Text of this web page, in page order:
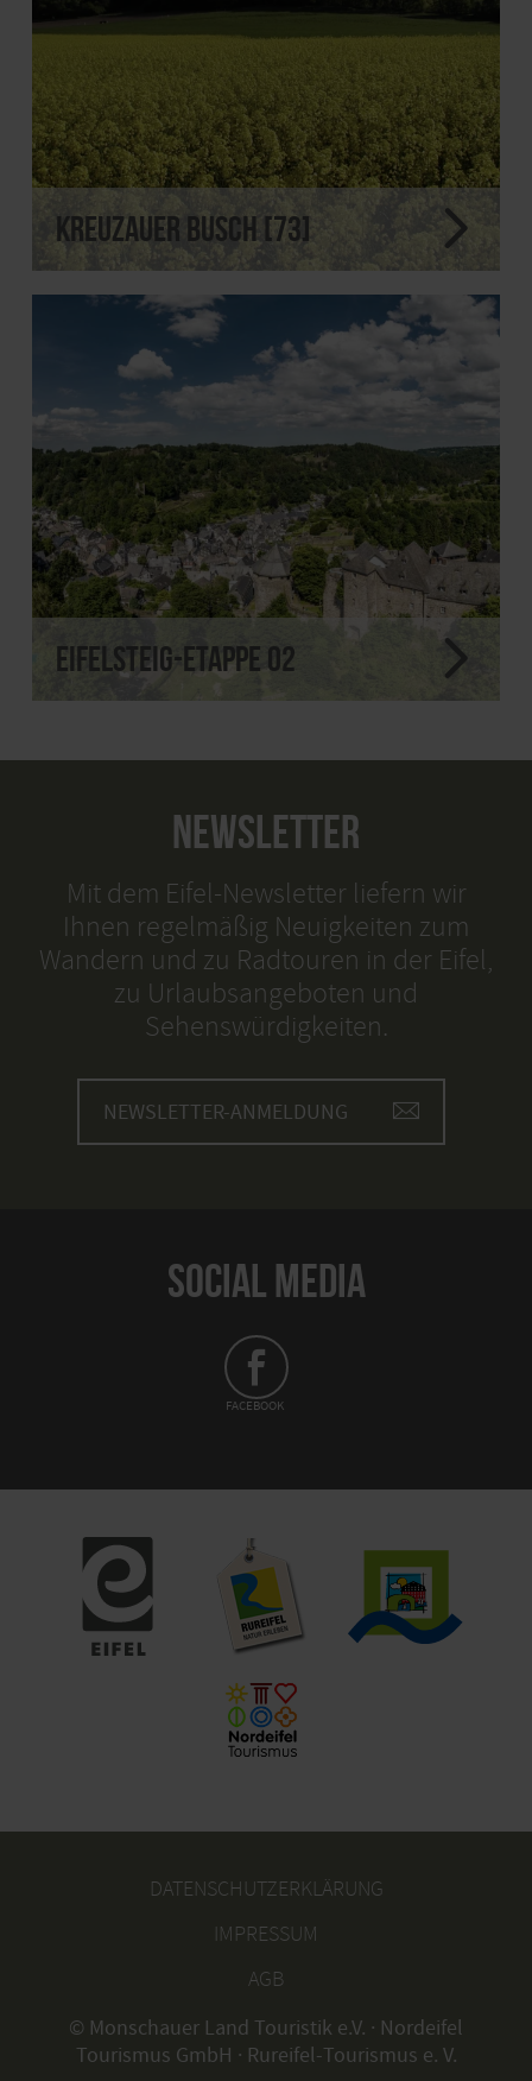
Kreuzauer Busch [73]
Eifelsteig-Etappe 02
NEWSLETTER
Mit dem Eifel-Newsletter liefern wir
Ihnen regelmäßig Neuigkeiten zum
Wandern und zu Radtouren in der Eifel,
zu Urlaubsangeboten und
Sehenswürdigkeiten.
NEWSLETTER-ANMELDUNG
SOCIAL MEDIA
FACEBOOK
DATENSCHUTZERKLÄRUNG
IMPRESSUM
AGB
© Monschauer Land Touristik e.V. · Nordeifel
Tourismus GmbH · Rureifel-Tourismus e. V.